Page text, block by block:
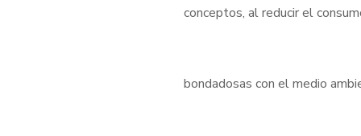
conceptos, al reducir el
bondadosas con el medio